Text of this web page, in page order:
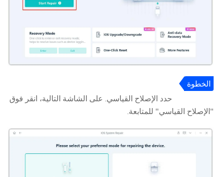
الخطوة
حدد الإصلاح القياسي. على الشاشة التالية، انقر فوق
"الإصلاح القياسي" للمتابعة.